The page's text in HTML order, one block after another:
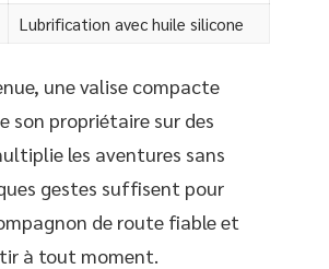
Lubrification avec huile silicone
une valise compacte
son propriétaire sur des
les aventures sans
gestes suffisent pour
de route fiable et
à tout moment.